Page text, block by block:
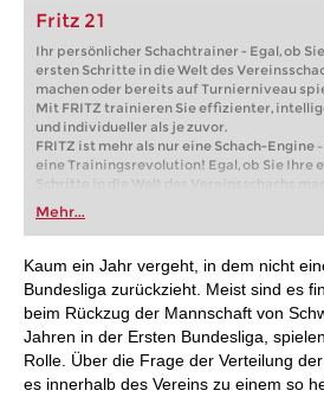
Fritz 21
Ihr persönlicher Schachtrainer - Egal, ob
ersten Schritte in die Welt des
machen oder bereits auf Turnierniveau
Mit FRITZ trainieren Sie effizienter,
und individueller als je zuvor.
FRITZ ist mehr als nur eine Schach-Engine
eine Trainingsrevolution! Egal, ob Sie Ihre
Schritte in die Welt des Vereinsschachs
oder bereits auf Turnierniveau spielen: Mit
FRITZ trainieren Sie effizienter,
individueller als je zuvor.
Mehr...
Kaum ein Jahr vergeht, in dem nicht
Bundesliga zurückzieht. Meist sind es
beim Rückzug der Mannschaft von
Jahren in der Ersten Bundesliga,
Rolle. Über die Frage der Verteilung
es innerhalb des Vereins zu einem so